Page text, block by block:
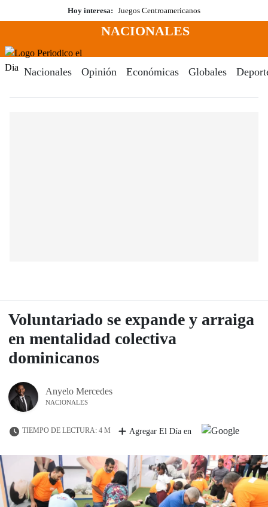
al
Hoy interesa: Juegos Centroamericanos
Menú
NACIONALES
Nacionales Opinión Económicas Globales
Voluntariado se expande y arraiga
en mentalidad colectiva
dominicanos
Anyelo Mercedes
NACIONALES
TIEMPO DE LECTURA: 4 M Agregar El Día en